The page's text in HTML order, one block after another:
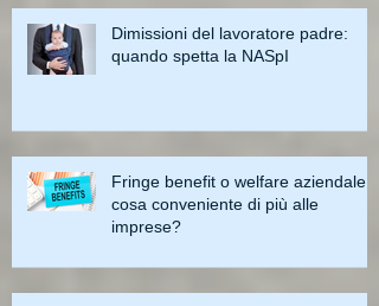
Dimissioni del lavoratore padre:
quando spetta la NASpI
Fringe benefit o welfare aziendale:
cosa conveniente di più alle
imprese?